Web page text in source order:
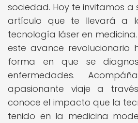
sociedad. Hoy te invitamos a
artículo que te llevará a
tecnología láser en
este avance revolucionario
forma en que se
enfermedades.
apasionante viaje a
conoce el impacto que la
tenido en la medicina